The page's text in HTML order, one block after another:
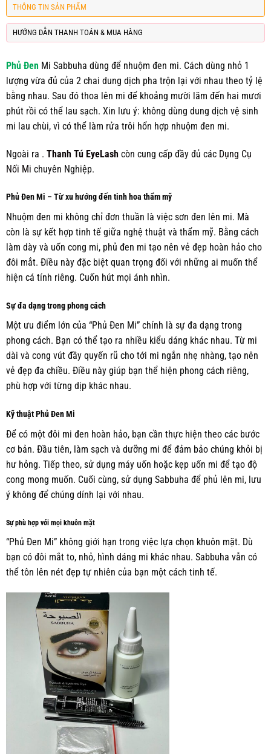
THÔNG TIN SẢN PHẨM
HƯỚNG DẪN THANH TOÁN & MUA HÀNG
Phủ Đen Mi Sabbuha dùng để nhuộm đen mi. Cách dùng nhỏ 1
lượng vừa đủ của 2 chai dung dịch pha trộn lại với nhau theo tỷ lệ
bằng nhau. Sau đó thoa lên mi để khoảng mười lăm đến hai mươi
phút rồi có thể lau sạch. Xin lưu ý: không dùng dung dịch vệ sinh
mi lau chùi, vì có thể làm rửa trôi hổn hợp nhuộm đen mi.
Ngoài ra . Thanh Tú EyeLash còn cung cấp đầy đủ các Dụng Cụ
Nối Mi chuyên Nghiệp.
Phủ Đen Mi – Từ xu hướng đến tinh hoa thẩm mỹ
Nhuộm đen mi không chỉ đơn thuần là việc sơn đen lên mi. Mà
còn là sự kết hợp tinh tế giữa nghệ thuật và thẩm mỹ. Bằng cách
làm dày và uốn cong mi, phủ đen mi tạo nên vẻ đẹp hoàn hảo cho
đôi mắt. Điều này đặc biệt quan trọng đối với những ai muốn thể
hiện cá tính riêng. Cuốn hút mọi ánh nhìn.
Sự đa dạng trong phong cách
Một ưu điểm lớn của “Phủ Đen Mi” chính là sự đa dạng trong
phong cách. Bạn có thể tạo ra nhiều kiểu dáng khác nhau. Từ mi
dài và cong vút đầy quyến rũ cho tới mi ngắn nhẹ nhàng, tạo nên
vẻ đẹp đa chiều. Điều này giúp bạn thể hiện phong cách riêng,
phù hợp với từng dịp khác nhau.
Kỹ thuật Phủ Đen Mi
Để có một đôi mi đen hoàn hảo, bạn cần thực hiện theo các bước
cơ bản. Đầu tiên, làm sạch và dưỡng mi để đảm bảo chúng khỏi bị
hư hỏng. Tiếp theo, sử dụng máy uốn hoặc kẹp uốn mi để tạo độ
cong mong muốn. Cuối cùng, sử dụng Sabbuha để phủ lên mi, lưu
ý không để chúng dính lại với nhau.
Sự phù hợp với mọi khuôn mặt
“Phủ Đen Mi” không giới hạn trong việc lựa chọn khuôn mặt. Dù
bạn có đôi mắt to, nhỏ, hình dáng mi khác nhau. Sabbuha vẫn có
thể tôn lên nét đẹp tự nhiên của bạn một cách tinh tế.